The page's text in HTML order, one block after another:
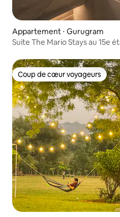
Appartement ⋅ Gurugram
Suite The Mario Stays au 15e
Coup de cœur voyageurs
Coup de cœur voyageurs